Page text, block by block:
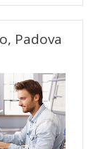
Padova